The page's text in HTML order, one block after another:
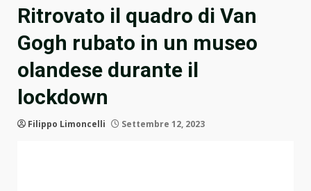
Ritrovato il quadro di Van
Gogh rubato in un museo
olandese durante il
lockdown
Filippo Limoncelli Settembre 12, 2023